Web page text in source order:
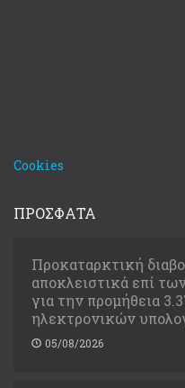
Cookies
ΠΡΟΣΦΑΤΑ
Προκαταρκτική
αποκλειστικά επί
για την προμήθεια
ηλεκτρονικών
05/08/2026